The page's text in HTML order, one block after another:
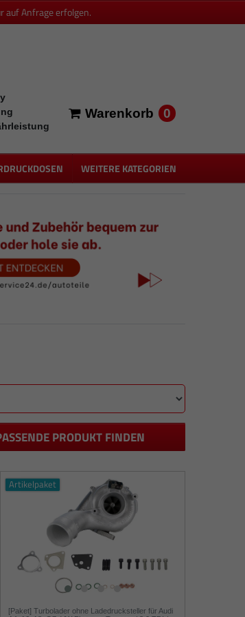
auf Anfrage erfolgen.
Warenkorb 0
WEITERE KATEGORIEN
PRODUKT FINDEN
Artikelpaket
[Paket] Turbolader ohne Ladedrucksteller für Audi